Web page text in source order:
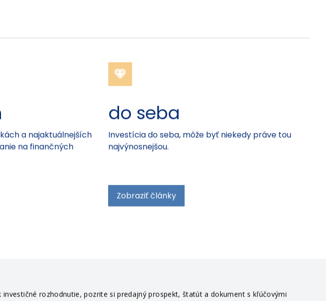
a najaktuálnejších
na finančných
do seba
Investícia do seba, môže byť niekedy práve tou
najvýnosnejšou.
Zobraziť články
investičné rozhodnutie, pozrite si predajný prospekt, štatút a dokument s kľúčovými